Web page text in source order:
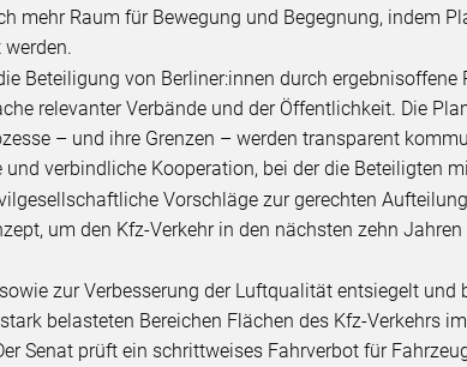
mehr Raum für Bewegung und Begegnung, indem
werden.
Beteiligung von Berliner:innen durch
relevanter Verbände und der Öffentlichkeit. Die
– und ihre Grenzen – werden transparent
verbindliche Kooperation, bei der die Beteiligten
Vorschläge zur gerechten
um den Kfz-Verkehr in den nächsten zehn
zur Verbesserung der Luftqualität entsiegelt und
belasteten Bereichen Flächen des Kfz-Verkehrs
Senat prüft ein schrittweises Fahrverbot für